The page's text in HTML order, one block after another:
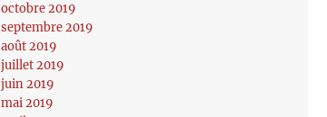
octobre 2019
septembre 2019
août 2019
juillet 2019
juin 2019
mai 2019